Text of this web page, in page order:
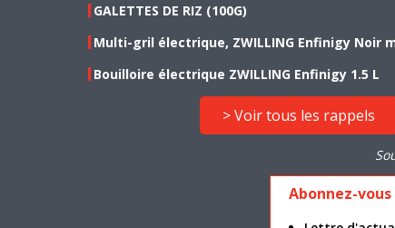
GALETTES DE RIZ (100G)
Multi-gril électrique, ZWILLING Enfinigy Noir
Bouilloire électrique ZWILLING Enfinigy 1.5 L
> Voir tous les rappels
Abonnez-